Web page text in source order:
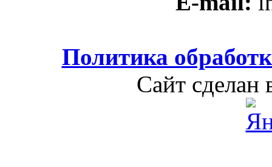
Политика
Сайт сделан